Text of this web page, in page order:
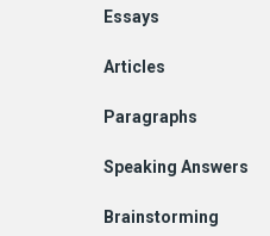
Explore
Essays
Articles
Paragraphs
Speaking Answers
Brainstorming